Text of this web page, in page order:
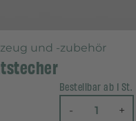
und -zubehör
Bestellbar ab 1 St.
- +